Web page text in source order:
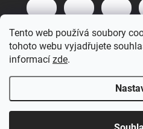
Tento web používá soubory
tohoto webu vyjadřujete
informací zde.
Otevírací doba 7:30 - 16:00
Copyright 2026BM MOTO s.r.o..
nastavení